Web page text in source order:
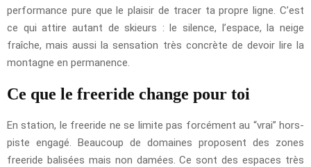
performance pure que le plaisir de tracer ta propre ligne. C’est
ce qui attire autant de skieurs : le silence, l’espace, la neige
fraîche, mais aussi la sensation très concrète de devoir lire la
montagne en permanence.
Ce que le freeride change pour toi
En station, le freeride ne se limite pas forcément au “vrai” hors-
piste engagé. Beaucoup de domaines proposent des zones
freeride balisées mais non damées. Ce sont des espaces très